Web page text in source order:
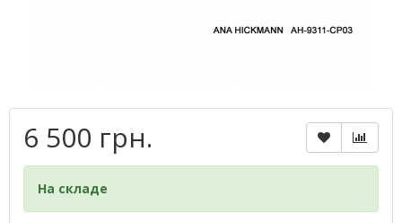
6 500 грн.
На складе